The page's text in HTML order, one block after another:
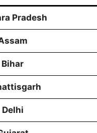
Pradesh
Bihar
Delhi